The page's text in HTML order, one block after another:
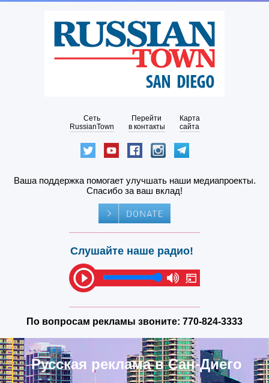
Сеть
RussianTown
Перейти
в контакты
Карта
сайта
Ваша поддержка помогает улучшать наши медиапроекты.
Спасибо за ваш вклад!
Слушайте наше радио!
По вопросам рекламы звоните: 770-824-3333
Русская реклама в Сан-Диего